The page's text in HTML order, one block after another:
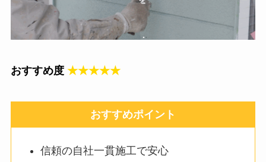
おすすめ度 ★★★★★
おすすめポイント
信頼の自社一貫施工で安心